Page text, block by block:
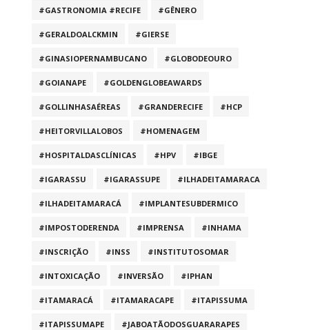
#GASTRONOMIA #RECIFE #GÊNERO
#GERALDOALCKMIN #GIERSE
#GINASIOPERNAMBUCANO #GLOBODEOURO
#GOIANAPE #GOLDENGLOBEAWARDS
#GOLLINHASAÉREAS #GRANDERECIFE #HCP
#HEITORVILLALOBOS #HOMENAGEM
#HOSPITALDASCLÍNICAS #HPV #IBGE
#IGARASSU #IGARASSUPE #ILHADEITAMARACA
#ILHADEITAMARACÁ #IMPLANTESUBDERMICO
#IMPOSTODERENDA #IMPRENSA #INHAMA
#INSCRIÇÃO #INSS #INSTITUTOSOMAR
#INTOXICAÇÃO #INVERSÃO #IPHAN
#ITAMARACÁ #ITAMARACAPE #ITAPISSUMA
#ITAPISSUMAPE #JABOATÃODOSGUARARAPES